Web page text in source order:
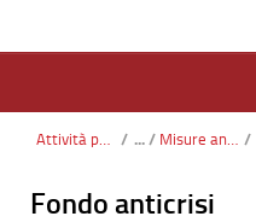
Attività produttive e imprese / Misure anticrisi /
Fondo anticrisi